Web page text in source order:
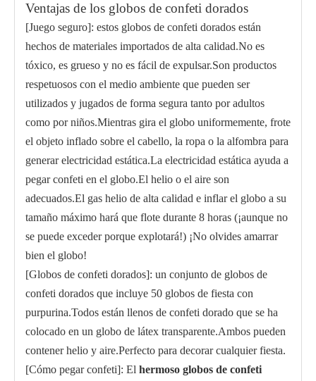
Ventajas de los globos de confeti dorados
[Juego seguro]: estos globos de confeti dorados están
hechos de materiales importados de alta calidad.No es
tóxico, es grueso y no es fácil de expulsar.Son productos
respetuosos con el medio ambiente que pueden ser
utilizados y jugados de forma segura tanto por adultos
como por niños.Mientras gira el globo uniformemente, frote
el objeto inflado sobre el cabello, la ropa o la alfombra para
generar electricidad estática.La electricidad estática ayuda a
pegar confeti en el globo.El helio o el aire son
adecuados.El gas helio de alta calidad e inflar el globo a su
tamaño máximo hará que flote durante 8 horas (¡aunque no
se puede exceder porque explotará!) ¡No olvides amarrar
bien el globo!
[Globos de confeti dorados]: un conjunto de globos de
confeti dorados que incluye 50 globos de fiesta con
purpurina.Todos están llenos de confeti dorado que se ha
colocado en un globo de látex transparente.Ambos pueden
contener helio y aire.Perfecto para decorar cualquier fiesta.
[Cómo pegar confeti]: El hermoso globos de confeti